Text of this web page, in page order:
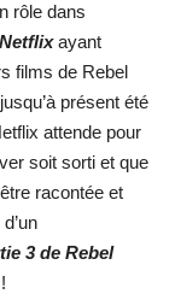
rôle dans
ayant
films de Rebel
présent été
attende pour
soit sorti et que
racontée et
3 de Rebel